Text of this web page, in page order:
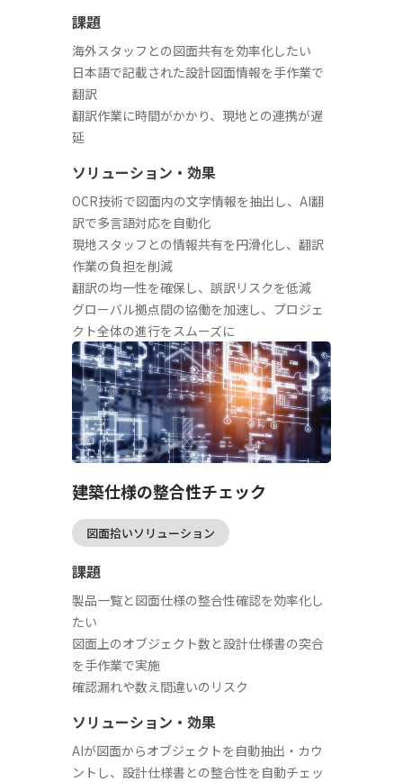
課題
海外スタッフとの図面共有を効率化したい
日本語で記載された設計図面情報を手作業で
翻訳
翻訳作業に時間がかかり、現地との連携が遅
延
ソリューション・効果
OCR技術で図面内の文字情報を抽出し、AI翻
訳で多言語対応を自動化
現地スタッフとの情報共有を円滑化し、翻訳
作業の負担を削減
翻訳の均一性を確保し、誤訳リスクを低減
グローバル拠点間の協働を加速し、プロジェ
クト全体の進行をスムーズに
建築仕様の整合性チェック
図面拾いソリューション
課題
製品一覧と図面仕様の整合性確認を効率化し
たい
図面上のオブジェクト数と設計仕様書の突合
を手作業で実施
確認漏れや数え間違いのリスク
ソリューション・効果
AIが図面からオブジェクトを自動抽出・カウ
ントし、設計仕様書との整合性を自動チェッ